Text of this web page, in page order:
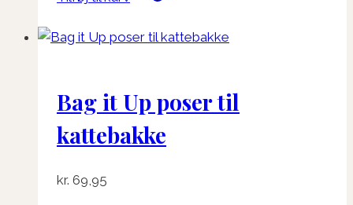
Bag it Up poser til
kattebakke
kr. 69,95